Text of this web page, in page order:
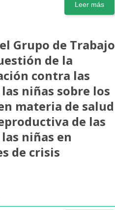
Leer más
Grupo de Trabajo
de la
contra las
niñas sobre los
materia de salud
de las
niñas en
de crisis